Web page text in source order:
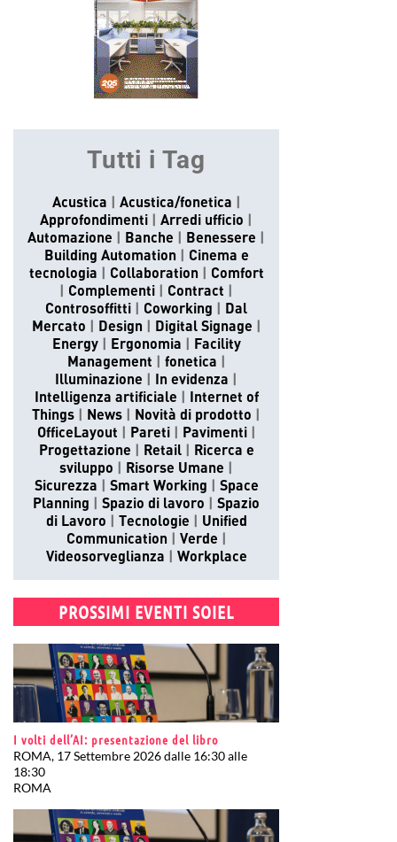
Tutti i Tag
Acustica
Acustica/fonetica
Approfondimenti
Arredi ufficio
Automazione
Banche
Benessere
Building Automation
Cinema e
tecnologia
Collaboration
Comfort
Complementi
Contract
Controsoffitti
Coworking
Dal
Mercato
Design
Digital Signage
Energy
Ergonomia
Facility
Management
fonetica
Illuminazione
In evidenza
Intelligenza artificiale
Internet of
Things
News
Novità di prodotto
OfficeLayout
Pareti
Pavimenti
Progettazione
Retail
Ricerca e
sviluppo
Risorse Umane
Sicurezza
Smart Working
Space
Planning
Spazio di lavoro
Spazio
di Lavoro
Tecnologie
Unified
Communication
Verde
Videosorveglianza
Workplace
PROSSIMI EVENTI SOIEL
I volti dell’AI: presentazione del libro
ROMA, 17 Settembre 2026 dalle 16:30 alle
18:30
ROMA